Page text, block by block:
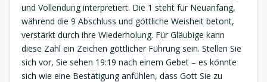
und Vollendung interpretiert. Die 1 steht für Neuanfang,
während die 9 Abschluss und göttliche Weisheit betont,
verstärkt durch ihre Wiederholung. Für Gläubige kann
diese Zahl ein Zeichen göttlicher Führung sein. Stellen Sie
sich vor, Sie sehen 19:19 nach einem Gebet – es könnte
sich wie eine Bestätigung anfühlen, dass Gott Sie zu